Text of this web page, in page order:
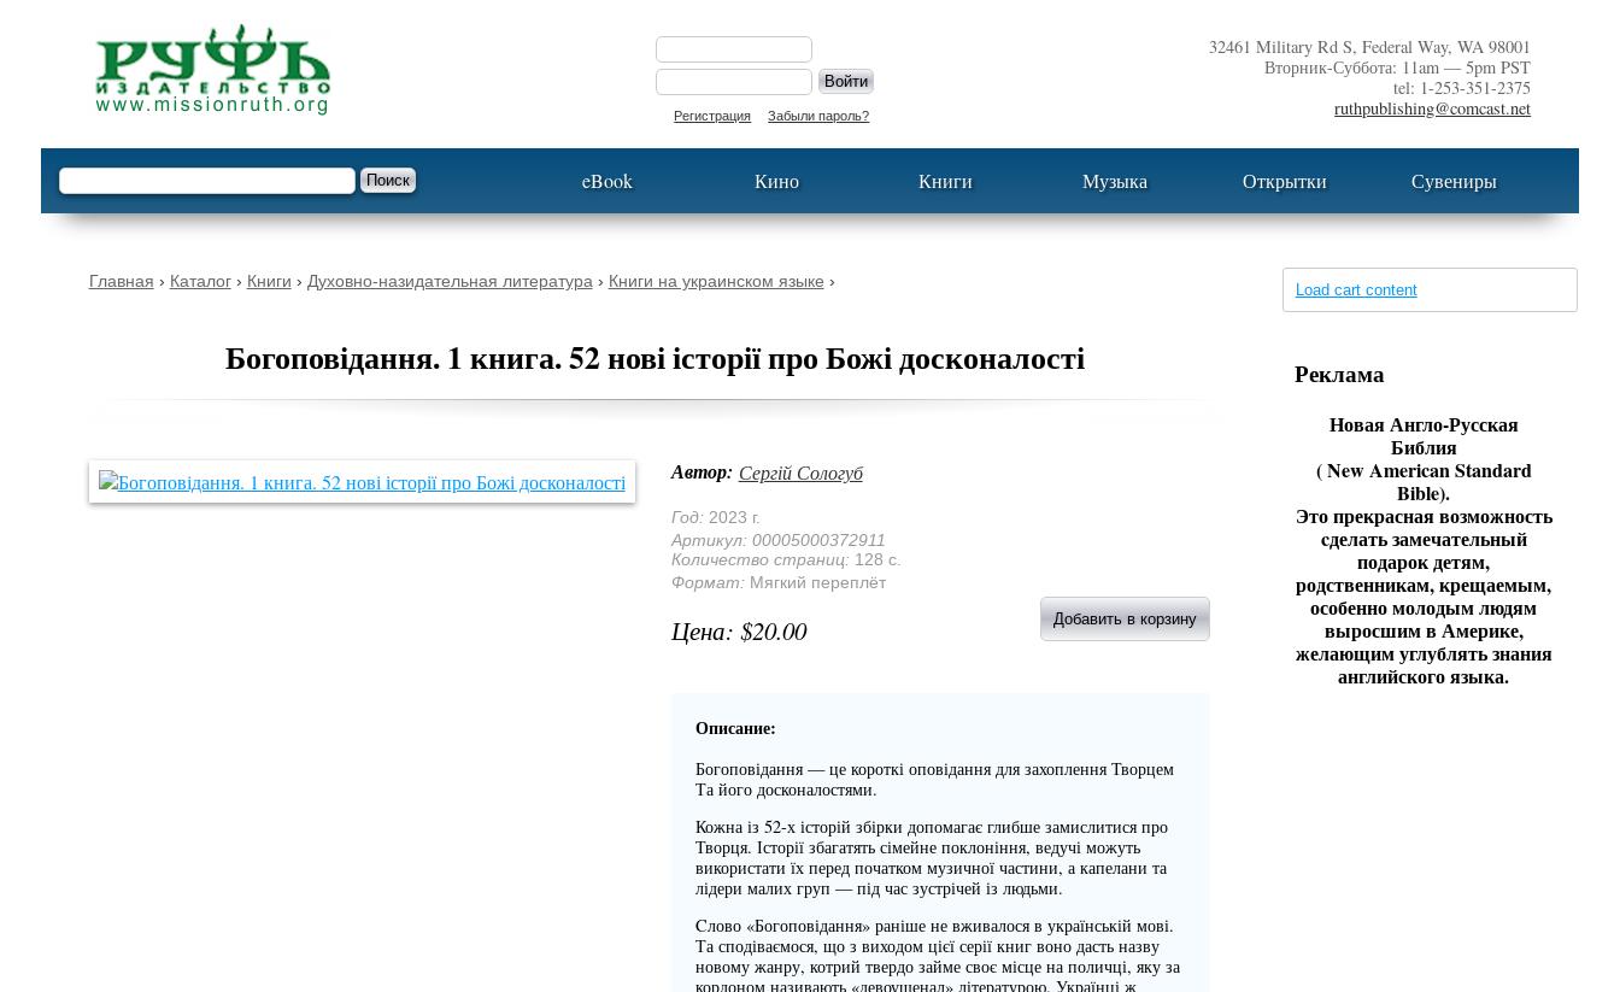
Регистрация Забыли пароль?
32461 Military Rd S, Federal Way, WA 98001
Вторник-Суббота: 11am — 5pm PST
tel: 1-253-351-2375
ruthpublishing@comcast.net
Форма поиска
Поиск eBook Кино Книги Музыка Открытки Сувениры
Вы здесь
Главная › Каталог› Книги › Духовно-назидательная литература › Книги на украинском языке ›
Богоповідання. 1 книга. 52 нові історії про Божі досконалості
Автор: Сергій Сологуб
Год: 2023 г.
Артикул: 00005000372911
Количество страниц: 128 с.
Формат: Мягкий переплёт
$20.00
Описание:
Богоповідання — це короткі оповідання для захоплення Творцем
Та його досконалостями.
Кожна із 52-х історій збірки допомагає глибше замислитися про
Творця. Історії збагатять сімейне поклоніння, ведучі можуть
використати їх перед початком музичної частини, а капелани та
лідери малих груп — під час зустрічей із людьми.
Cлово «Богоповідання» раніше не вживалося в українській мові.
Та сподіваємося, що з виходом цієї серії книг воно дасть назву
новому жанру, котрий твердо займе своє місце на поличці, яку за
кордоном називають «девоушенал» літературою. Українці ж
Load cart content
Реклама
Новая Англо-Русская
Библия
( New American Standard
Bible).
Это прекрасная возможность
cделать замечательный
подарок детям,
родственникам, крещаемым,
особенно молодым людям
выросшим в Америке,
желающим углублять знания
английского языка.